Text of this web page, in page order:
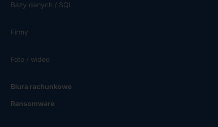
Bazy danych / SQL
Firmy
Foto / wideo
Biura rachunkowe
Ransomware